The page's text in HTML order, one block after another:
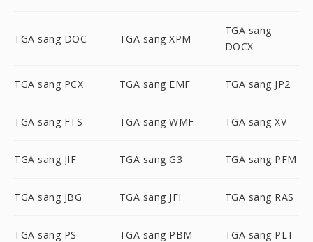
TGA sang DOC TGA sang XPM
TGA sang
DOCX
TGA sang PCX TGA sang EMF TGA sang JP2
TGA sang FTS TGA sang WMF TGA sang XV
TGA sang JIF TGA sang G3 TGA sang PFM
TGA sang JBG TGA sang JFI TGA sang RAS
TGA sang PS TGA sang PBM TGA sang PLT